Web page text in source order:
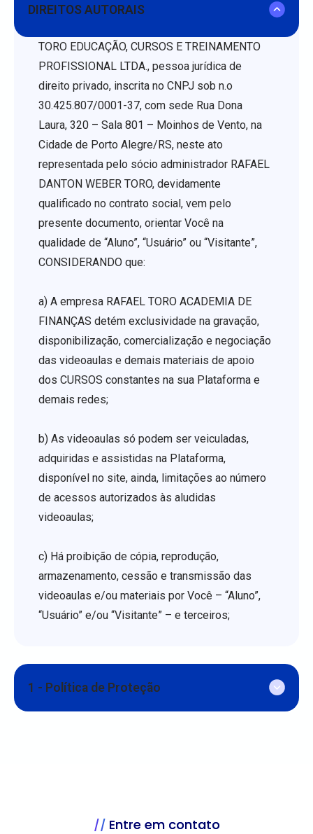
DIREITOS AUTORAIS
TORO EDUCAÇÃO, CURSOS E TREINAMENTO
PROFISSIONAL LTDA., pessoa jurídica de
direito privado, inscrita no CNPJ sob n.o
30.425.807/0001-37, com sede Rua Dona
Laura, 320 – Sala 801 – Moinhos de Vento, na
Cidade de Porto Alegre/RS, neste ato
representada pelo sócio administrador RAFAEL
DANTON WEBER TORO, devidamente
qualificado no contrato social, vem pelo
presente documento, orientar Você na
qualidade de “Aluno”, “Usuário” ou “Visitante”,
CONSIDERANDO que:
a) A empresa RAFAEL TORO ACADEMIA DE
FINANÇAS detém exclusividade na gravação,
disponibilização, comercialização e negociação
das videoaulas e demais materiais de apoio
dos CURSOS constantes na sua Plataforma e
demais redes;
b) As videoaulas só podem ser veiculadas,
adquiridas e assistidas na Plataforma,
disponível no site, ainda, limitações ao número
de acessos autorizados às aludidas
videoaulas;
c) Há proibição de cópia, reprodução,
armazenamento, cessão e transmissão das
videoaulas e/ou materiais por Você – “Aluno”,
“Usuário” e/ou “Visitante” – e terceiros;
1 - Política de Proteção
Entre em contato